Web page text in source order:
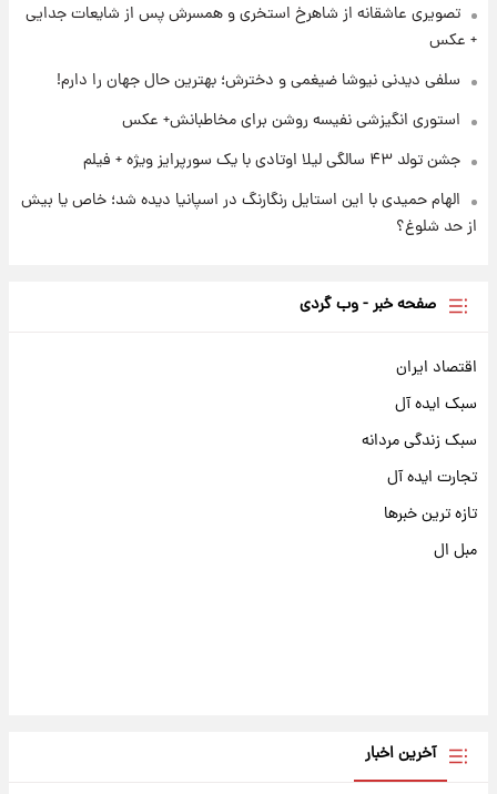
تصویری عاشقانه از شاهرخ استخری و همسرش پس از شایعات جدایی
+ عکس
سلفی دیدنی نیوشا ضیغمی و دخترش؛ بهترین حال جهان را دارم!
استوری انگیزشی نفیسه روشن برای مخاطبانش+ عکس
جشن تولد ۴۳ سالگی لیلا اوتادی با یک سورپرایز ویژه + فیلم
الهام حمیدی با این استایل رنگارنگ در اسپانیا دیده شد؛ خاص یا بیش
از حد شلوغ؟
صفحه خبر - وب گردی
اقتصاد ایران
سبک ایده آل
سبک زندگی مردانه
تجارت ایده آل
تازه ترین خبرها
مبل ال
آخرین اخبار